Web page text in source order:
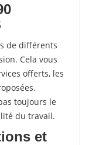
de différents
Cela vous
offerts, les
toujours le
du travail.
et